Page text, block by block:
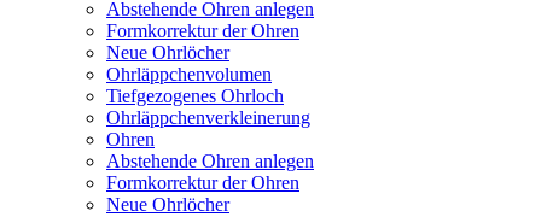
Abstehende Ohren anlegen
Formkorrektur der Ohren
Neue Ohrlöcher
Ohrläppchenvolumen
Tiefgezogenes Ohrloch
Ohrläppchenverkleinerung
Ohren
Abstehende Ohren anlegen
Formkorrektur der Ohren
Neue Ohrlöcher